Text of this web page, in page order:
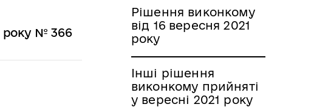
року № 366
Рішення виконкому
від 16 вересня 2021
року
Інші рішення
виконкому прийняті
у вересні 2021 року